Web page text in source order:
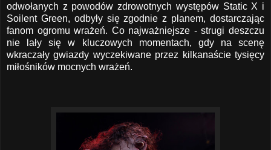
odwołanych z powodów zdrowotnych występów Static X i
Soilent Green, odbyły się zgodnie z planem, dostarczając
fanom ogromu wrażeń. Co najważniejsze - strugi deszczu
nie lały się w kluczowych momentach, gdy na scenę
wkraczały gwiazdy wyczekiwane przez kilkanaście tysięcy
miłośników mocnych wrażeń.